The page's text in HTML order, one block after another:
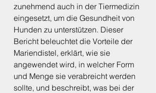
zunehmend auch in der Tiermedizin
eingesetzt, um die Gesundheit von
Hunden zu unterstützen. Dieser
Bericht beleuchtet die Vorteile der
Mariendistel, erklärt, wie sie
angewendet wird, in welcher Form
und Menge sie verabreicht werden
sollte, und beschreibt, was bei der